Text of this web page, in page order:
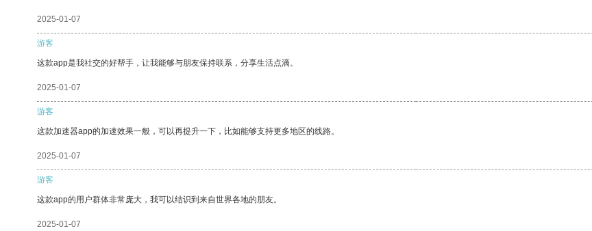
2025-01-07
游客
这款app是我社交的好帮手，让我能够与朋友保持联系，分享生活点滴。
2025-01-07
游客
这款加速器app的加速效果一般，可以再提升一下，比如能够支持更多地区的线路。
2025-01-07
游客
这款app的用户群体非常庞大，我可以结识到来自世界各地的朋友。
2025-01-07